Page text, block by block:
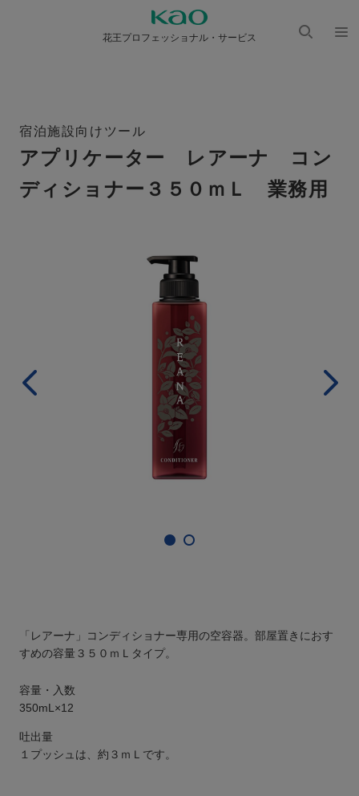
花王プロフェッショナル・サービス
宿泊施設向けツール
アプリケーター レアーナ コン
ディショナー３５０ｍＬ 業務用
「レアーナ」コンディショナー専用の空容器。部屋置きにおす
すめの容量３５０ｍＬタイプ。
容量・入数
350mL×12
吐出量
１プッシュは、約３ｍＬです。